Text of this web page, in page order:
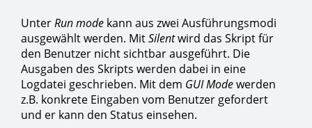
UnterRun mode kann aus zwei Ausführungsmodi
ausgewählt werden. MitSilentwird das Skript für
den Benutzer nicht sichtbar ausgeführt. Die
Ausgaben des Skripts werden dabei in eine
Logdatei geschrieben. Mit dem GUI Modewerden
z.B. konkrete Eingaben vom Benutzer gefordert
und er kann den Status einsehen.